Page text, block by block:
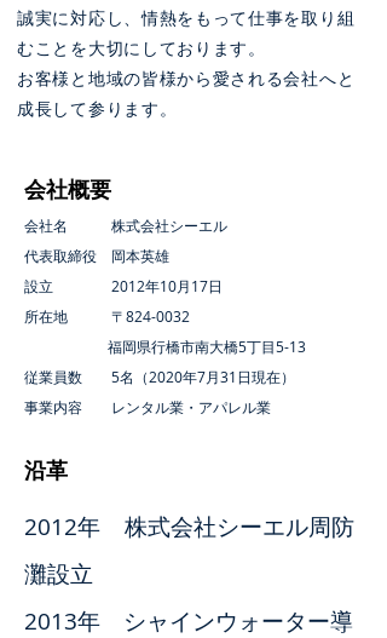
誠実に対応し、情熱をもって仕事を取り組
むことを大切にしております。
お客様と地域の皆様から愛される会社へと
成長して参ります。
​会社概要
会社名 株式会社シーエル
代表取締役 岡本英雄
設立 2012年10月17日
所在地 〒824-0032
福岡県行橋市南大橋5丁目5-13
従業員数 5名（2020年7月31日現在）
事業内容 レンタル業・アパレル業
​沿革
2012年 株式会社シーエル周防
灘設立
2013年 シャインウォーター導